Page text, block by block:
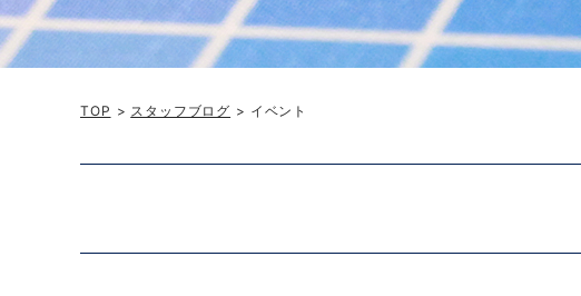
TOP > スタッフブログ > イベント